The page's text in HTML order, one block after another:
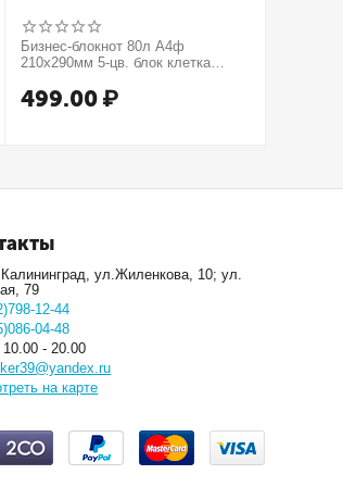
Бизнес-блокнот 80л А4ф
210х290мм 5-цв. блок клетка
МЕТАЛЛИК серия Золото
499.00 ₽
Калининград, ул.Жиленкова, 10; ул.
79
12-44
04-48
- 20.00
на карте